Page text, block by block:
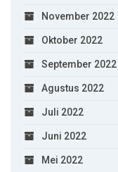
November 2022
Oktober 2022
September 2022
Agustus 2022
Juli 2022
Juni 2022
Mei 2022